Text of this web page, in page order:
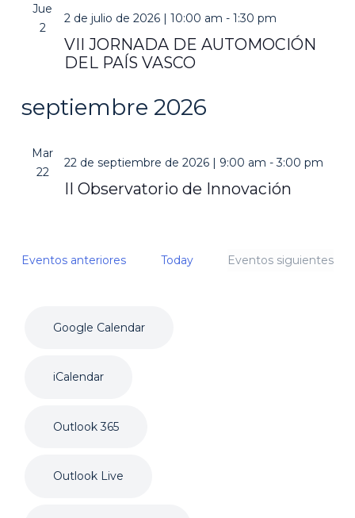
Jue
2
2 de julio de 2026 | 10:00 am - 1:30 pm
VII JORNADA DE AUTOMOCIÓN
DEL PAÍS VASCO
septiembre 2026
Mar
22
22 de septiembre de 2026 | 9:00 am -3:00 pm
II Observatorio de Innovación
Eventos anteriores Today Eventos siguientes
Google Calendar
iCalendar
Outlook 365
Outlook Live